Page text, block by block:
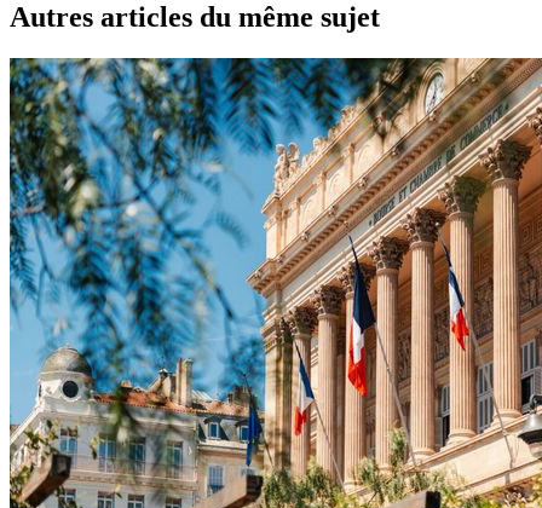
Autres articles du même sujet